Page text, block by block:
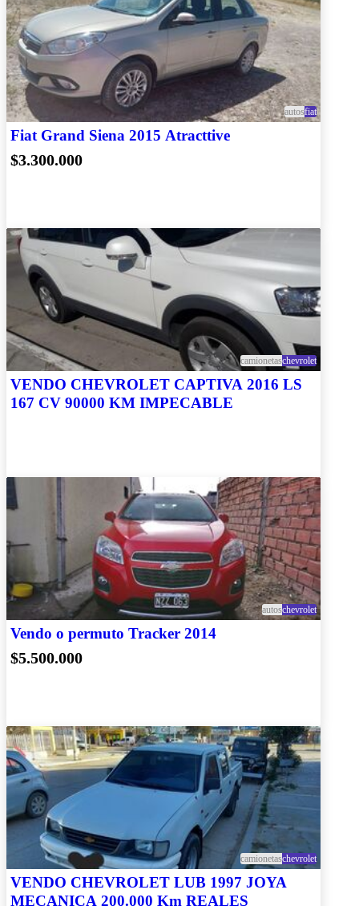
autosfiat
Fiat Grand Siena 2015 Atracttive
$3.300.000
camionetaschevrolet
VENDO CHEVROLET CAPTIVA 2016 LS
167 CV 90000 KM IMPECABLE
autoschevrolet
Vendo o permuto Tracker 2014
$5.500.000
camionetaschevrolet
VENDO CHEVROLET LUB 1997 JOYA
MECANICA 200.000 Km REALES